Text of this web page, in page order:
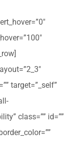
target=”_self”
class=”” id=””